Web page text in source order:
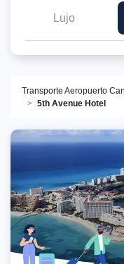
Transporte Aeropuerto
5th Avenue Hotel
Lujo